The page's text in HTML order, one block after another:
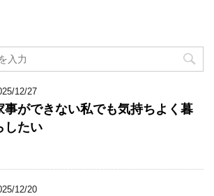
12/27
事ができない私でも気持ちよく暮
したい
12/20